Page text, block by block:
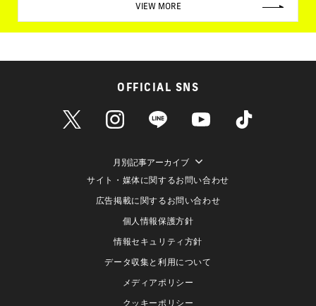
VIEW MORE
OFFICIAL SNS
月別記事アーカイブ
サイト・媒体に関するお問い合わせ
広告掲載に関するお問い合わせ
個人情報保護方針
情報セキュリティ方針
データ収集と利用について
メディアポリシー
クッキーポリシー